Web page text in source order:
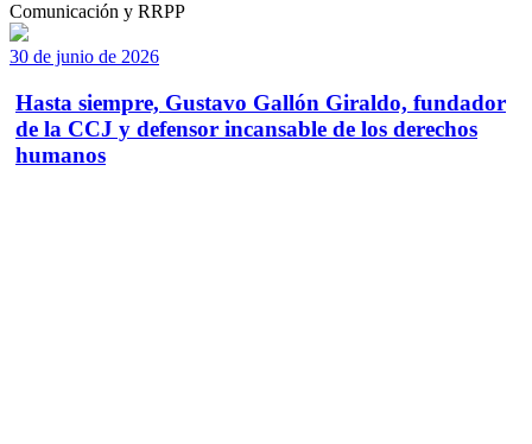
Comunicación y RRPP
30 de junio de 2026
Hasta siempre, Gustavo Gallón Giraldo, fundador
de la CCJ y defensor incansable de los derechos
humanos